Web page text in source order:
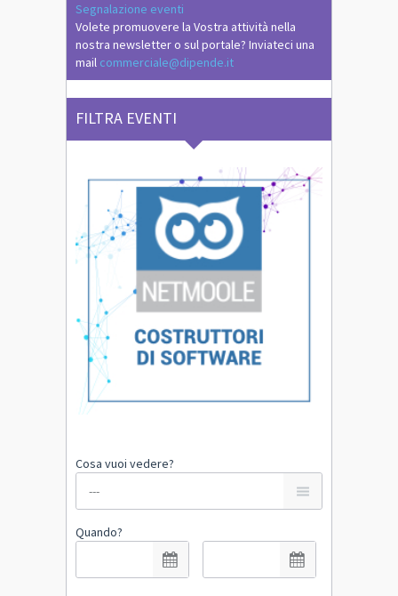
Segnalazione eventi
Volete promuovere la Vostra attività nella
nostra newsletter o sul portale? Inviateci una
mail commerciale@dipende.it
FILTRA EVENTI
Cosa vuoi vedere?
Quando?